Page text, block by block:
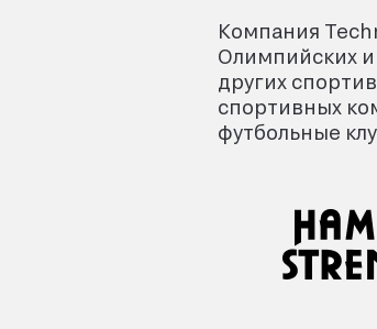
Компания
Олимпийских и
других
спортивных
футбольные